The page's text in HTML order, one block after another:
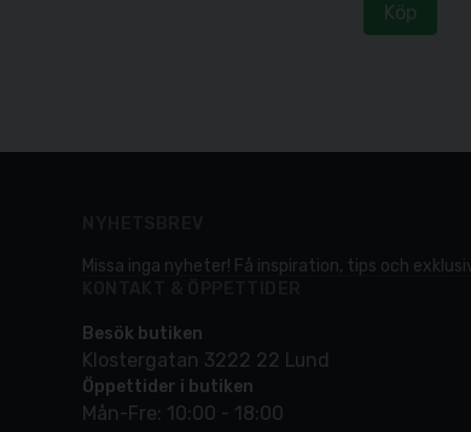
Köp
Missa inga nyheter! Få inspiration, tips och
Besök butiken
Klostergatan 3222 22 Lund
Öppettider i butiken
Mån-Fre: 10:00 - 18:00